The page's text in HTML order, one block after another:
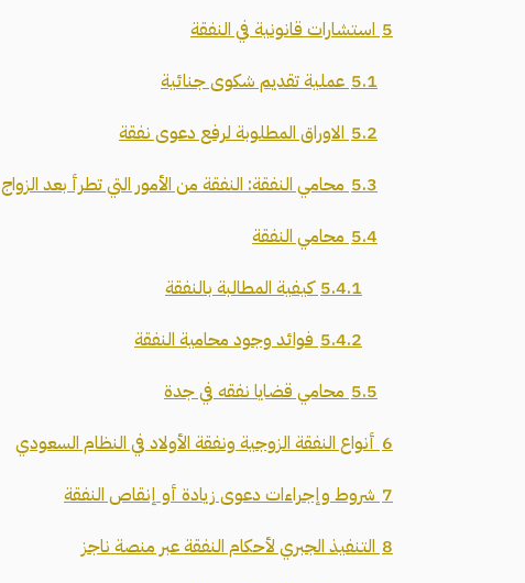
5 استشارات قانونية في النفقة
5.1 عملية تقديم شكوى جنائية
5.2 الاوراق المطلوبة لرفع دعوى نفقة
5.3 محامي النفقة: النفقة من الأمور التي تطرأ بعد الزواج
5.4 محامي النفقة
5.4.1 كيفية المطالبة بالنفقة
5.4.2 فوائد وجود محامية النفقة
5.5 محامي قضايا نفقه في جدة
6 أنواع النفقة الزوجية ونفقة الأولاد في النظام السعودي
7 شروط وإجراءات دعوى زيادة أو إنقاص النفقة
8 التنفيذ الجبري لأحكام النفقة عبر منصة ناجز